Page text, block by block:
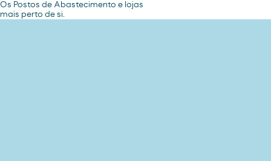
Os Postos de Abastecimento e lojas
mais perto de si.